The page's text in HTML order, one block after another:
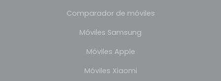
Comparador de móviles
Móviles Samsung
Móviles Apple
Móviles Xiaomi